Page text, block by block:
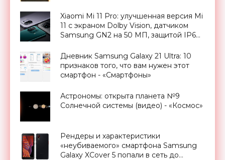
Xiaomi Mi 11 Pro: улучшенная версия Mi
11 с экраном Dolby Vision, датчиком
Samsung GN2 на 50 МП, защитой IP68
«Смартфоны»
Дневник Samsung Galaxy 21 Ultra: 10
признаков того, что вам нужен этот
смартфон - «Смартфоны»
Астрономы: открыта планета №9
Солнечной системы (видео) - «Космос»
Рендеры и характеристики
«неубиваемого» смартфона Samsung
Galaxy XCover 5 попали в сеть до